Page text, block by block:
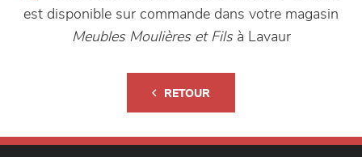
est disponible sur commande dans votre magasin
Meubles Moulières et Filsà Lavaur
RETOUR